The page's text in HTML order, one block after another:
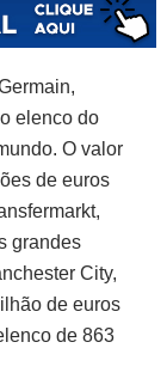
elenco do
O valor
de euros
grandes
City,
de euros
de 863